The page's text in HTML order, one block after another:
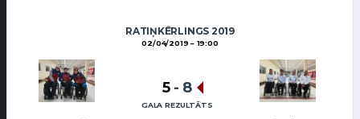
RATIŅKĒRLINGS 2019
02/04/2019 19:00
5 - 8
GALA REZULTĀTS